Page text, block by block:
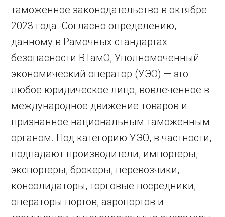
таможенное законодательство в октябре
2023 года. Согласно определению,
данному в Рамочных стандартах
безопасности ВТамО, Уполномоченный
экономический оператор (УЭО) — это
любое юридическое лицо, вовлеченное в
международное движение товаров и
признанное национальным таможенным
органом. Под категорию УЭО, в частности,
подпадают производители, импортеры,
экспортеры, брокеры, перевозчики,
консолидаторы, торговые посредники,
операторы портов, аэропортов и